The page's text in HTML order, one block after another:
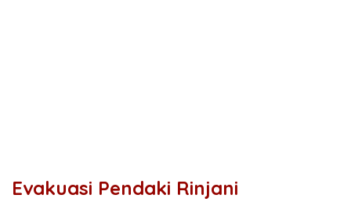
Evakuasi Pendaki Rinjani